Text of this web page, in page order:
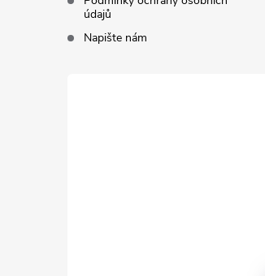
údajů
Napište nám